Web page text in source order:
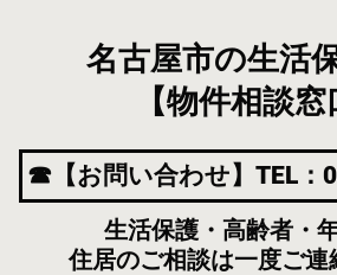
名古屋市の生活
【物件相談窓
☎【お問い合わせ】TEL：
生活保護・高齢者・
住居のご相談は一度ご連